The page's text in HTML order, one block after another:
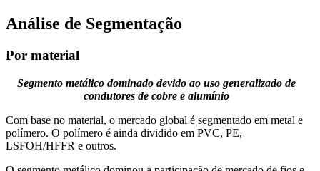
Análise de Segmentação
Por material
Segmento metálico dominado devido ao uso generalizado de
condutores de cobre e alumínio
Com base no material, o mercado global é segmentado em metal e
polímero. O polímero é ainda dividido em PVC, PE,
LSFOH/HFFR e outros.